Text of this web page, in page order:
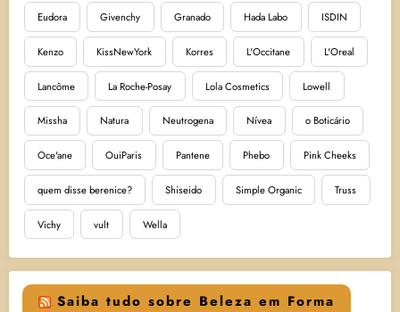
Eudora Givenchy Granado Hada Labo ISDIN
Kenzo KissNewYork Korres L'Occitane L'Oreal
Lancôme La Roche-Posay Lola Cosmetics Lowell
Missha Natura Neutrogena Nívea o Boticário
Oce'ane OuiParis Pantene Phebo Pink Cheeks
quem disse berenice? Shiseido Simple Organic Truss
Vichy vult Wella
Saiba tudo sobre Beleza em Forma